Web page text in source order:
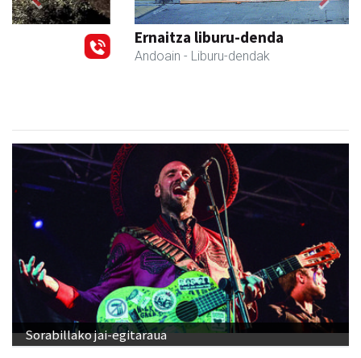
Ernaitza liburu-denda
- Liburu-dendak
Previous Next
Sorabillako jai-egitaraua